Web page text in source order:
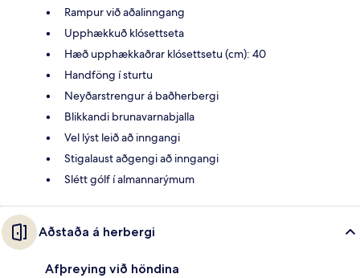
Rampur við aðalinngang
Upphækkuð klósettseta
Hæð upphækkaðrar klósettsetu (cm): 40
Handföng í sturtu
Neyðarstrengur á baðherbergi
Blikkandi brunavarnabjalla
Vel lýst leið að inngangi
Stigalaust aðgengi að inngangi
Slétt gólf í almannarýmum
Aðstaða á herbergi
Afþreying við höndina